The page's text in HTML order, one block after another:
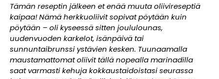
Tämän reseptin jälkeen et enää muuta oliivireseptiä
kaipaa! Nämä herkkuoliivit sopivat pöytään kuin
pöytään – oli kyseessä sitten joululounas,
uudenvuoden karkelot, isänpäivä tai
sunnuntaibrunssi ystävien kesken. Tuunaamalla
maustamattomat oliivit tällä nopealla marinadilla
saat varmasti kehuja kokkaustaidoistasi seurassa